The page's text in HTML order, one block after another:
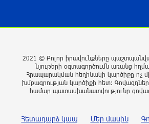
Ես հավատում եմ, որ
Գերմանիայում
սարք հայտնաբերելուց
2021 © Բոլոր իրավունքները
նյութերի օգտագործումն առանց
Հրապարակման հեղինակի կարծիքը ոչ
խմբագրության կարծիքի հետ:
համար պատասխանատվությունը
Հետադարձ կապ Մեր մասին